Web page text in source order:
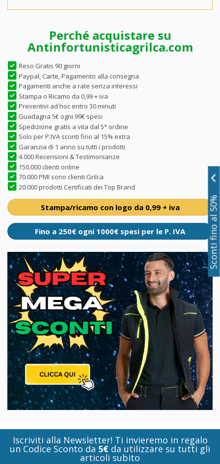
Perché acquistare su
Antinfortunisticagrilca.com
Reso Gratis 90 giorni
Paypal, Carte, Pagamento alla consegna
Pagamenti anche a rate senza interessi
Stampa o Ricamo da 0,99 + iva
Preventivi ad hoc entro 30 minuti
Guadagna 5€ ogni 99€ spesi
Spedizione gratis a vita dal 5° ordine
Solo per P.IVA sconti fino al 15% extra
Garanzia di 1 anno su tutti i prodotti
4.000 Recensioni & Testimonianze
150.000 clienti online
70.000 PMI sono clienti Grilca
20.000 prodotti Certificati dei Top Brand
Stampa/ricamo con logo da 0,99 + iva
Fino a 250€ ogni 1000€ spesi per le P. IVA
Iscriviti alla Newsletter! Ti invieremo in regalo
un Codice Sconto da 5€ da utilizzare su tutti gli
articoli subito
Sconti fino al 50%